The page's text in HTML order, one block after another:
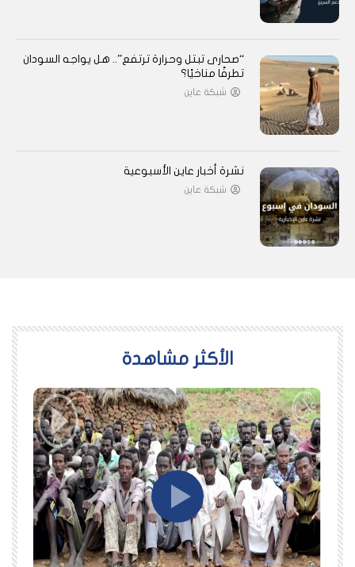
“صحارى تبتل وحرارة ترتفع”.. هل يواجه السودان
تطرفًا مناخيًا؟
شبكة عاين
نشرة أخبار عاين الأسبوعية
شبكة عاين
اﻷكثر مشاهدة